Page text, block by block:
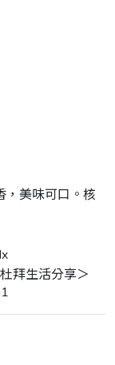
，美味可口。核
拜生活分享＞